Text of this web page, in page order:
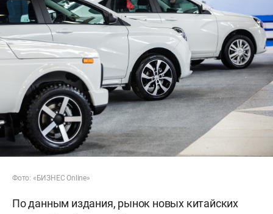
Фото: «БИЗНЕС Online»
По данным издания, рынок новых китайских